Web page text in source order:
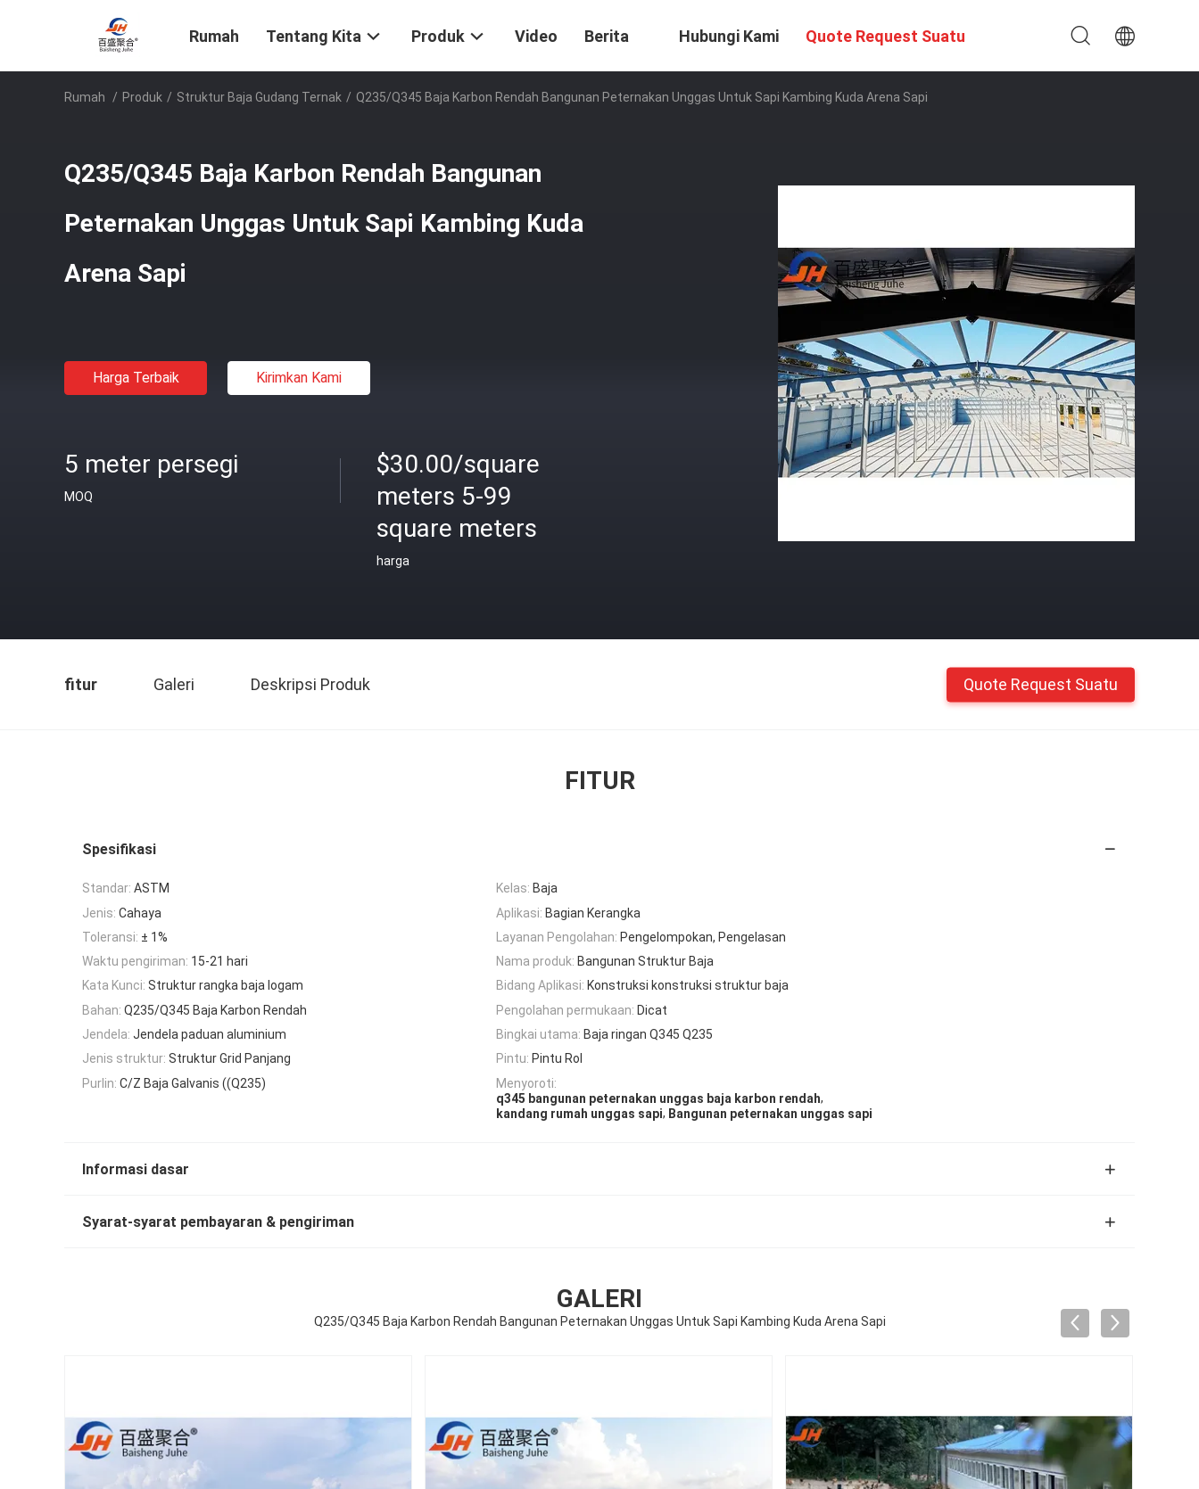
Rumah Tentang Kita Produk Video Berita Hubungi Kami Quote Request Suatu
Rumah / Produk / Struktur Baja Gudang Ternak / Q235/Q345 Baja Karbon Rendah Bangunan Peternakan Unggas Untuk Sapi Kambing Kuda Arena Sapi
Q235/Q345 Baja Karbon Rendah Bangunan
Peternakan Unggas Untuk Sapi Kambing Kuda
Arena Sapi
Harga Terbaik Kirimkan Kami
5 meter persegi
MOQ
$30.00/square
meters 5-99
square meters
harga
fitur Galeri Deskripsi Produk Quote Request Suatu
FITUR
Spesifikasi
Standar: ASTM Kelas: Baja
Jenis: Cahaya Aplikasi: Bagian Kerangka
Toleransi: ± 1% Layanan Pengolahan: Pengelompokan, Pengelasan
Waktu pengiriman: 15-21 hari Nama produk: Bangunan Struktur Baja
Kata Kunci: Struktur rangka baja logam Bidang Aplikasi: Konstruksi konstruksi struktur baja
Bahan: Q235/Q345 Baja Karbon Rendah Pengolahan permukaan: Dicat
Jendela: Jendela paduan aluminium Bingkai utama: Baja ringan Q345 Q235
Jenis struktur: Struktur Grid Panjang Pintu: Pintu Rol
Purlin: C/Z Baja Galvanis ((Q235)
Menyoroti:
q345 bangunan peternakan unggas baja karbon rendah,
kandang rumah unggas sapi, Bangunan peternakan unggas sapi
Informasi dasar
Syarat-syarat pembayaran & pengiriman
GALERI
Q235/Q345 Baja Karbon Rendah Bangunan Peternakan Unggas Untuk Sapi Kambing Kuda Arena Sapi